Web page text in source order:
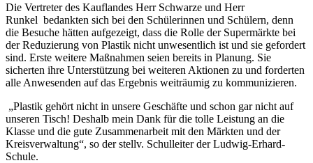
Die Vertreter des Kauflandes Herr Schwarze und Herr
Runkel bedankten sich bei den Schülerinnen und Schülern, denn
die Besuche hätten aufgezeigt, dass die Rolle der Supermärkte bei
der Reduzierung von Plastik nicht unwesentlich ist und sie gefordert
sind. Erste weitere Maßnahmen seien bereits in Planung. Sie
sicherten ihre Unterstützung bei weiteren Aktionen zu und forderten
alle Anwesenden auf das Ergebnis weiträumig zu kommunizieren.
„Plastik gehört nicht in unsere Geschäfte und schon gar nicht auf
unseren Tisch! Deshalb mein Dank für die tolle Leistung an die
Klasse und die gute Zusammenarbeit mit den Märkten und der
Kreisverwaltung“, so der stellv. Schulleiter der Ludwig-Erhard-
Schule.